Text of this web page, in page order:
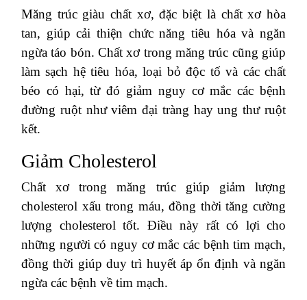
Măng trúc giàu chất xơ, đặc biệt là chất xơ hòa
tan, giúp cải thiện chức năng tiêu hóa và ngăn
ngừa táo bón. Chất xơ trong măng trúc cũng giúp
làm sạch hệ tiêu hóa, loại bỏ độc tố và các chất
béo có hại, từ đó giảm nguy cơ mắc các bệnh
đường ruột như viêm đại tràng hay ung thư ruột
kết.
Giảm Cholesterol
Chất xơ trong măng trúc giúp giảm lượng
cholesterol xấu trong máu, đồng thời tăng cường
lượng cholesterol tốt. Điều này rất có lợi cho
những người có nguy cơ mắc các bệnh tim mạch,
đồng thời giúp duy trì huyết áp ổn định và ngăn
ngừa các bệnh về tim mạch.